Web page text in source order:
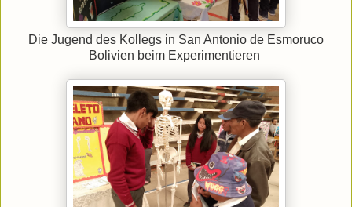
Die Jugend des Kollegs in San Antonio de Esmoruco
Bolivien beim Experimentieren